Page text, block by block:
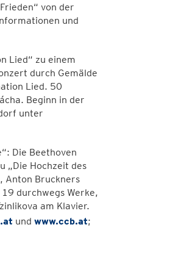
von der
und
Lied“ zu einem
durch Gemälde
Lied. 50
Beginn in der
unter
Die Beethoven
„Die Hochzeit des
Anton Bruckners
durchwegs Werke,
am Klavier.
und www.ccb.at;